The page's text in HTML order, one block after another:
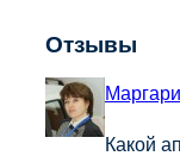
Отзывы
Какой